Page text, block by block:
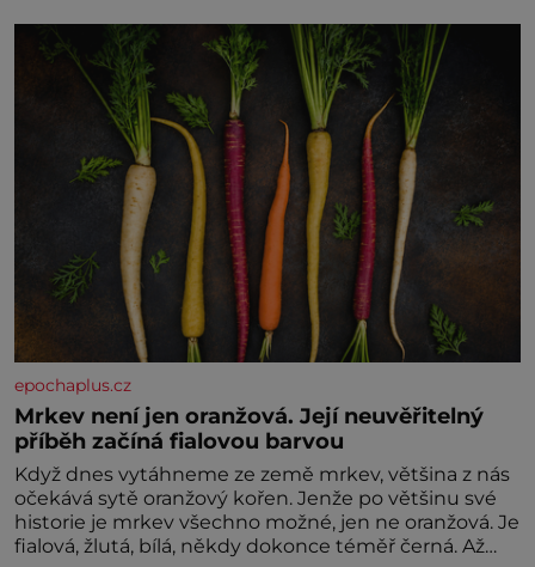
zaopatřený mladý muž. Manželství nám oběma moc
nesvědčilo, brzy jsme zjistili, že
epochaplus.cz
Mrkev není jen oranžová. Její neuvěřitelný
příběh začíná fialovou barvou
Když dnes vytáhneme ze země mrkev, většina z nás
očekává sytě oranžový kořen. Jenže po většinu své
historie je mrkev všechno možné, jen ne oranžová. Je
fialová, žlutá, bílá, někdy dokonce téměř černá. Až